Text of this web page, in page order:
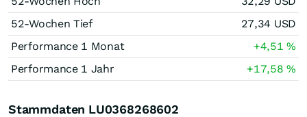
52-Wochen Tief
27,34 USD
Performance 1 Monat
+4,51%
Performance 1 Jahr
+17,58%
Stammdaten LU0368268602